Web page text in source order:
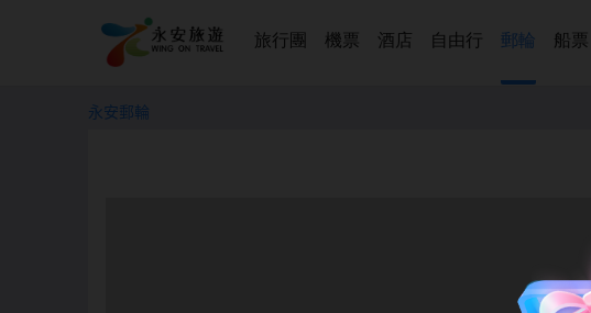
旅行團 機票 酒店 自由行 郵輪 船票
永安郵輪